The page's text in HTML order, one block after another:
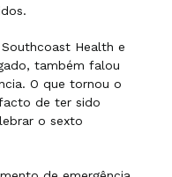
Health e
também falou
O que tornou o
de ter sido
o sexto